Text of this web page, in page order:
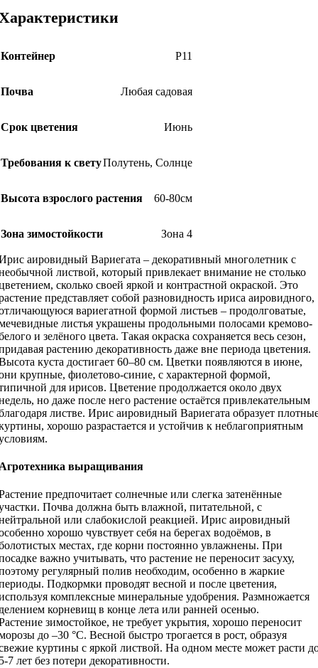
Контейнер Р11
Почва Любая садовая
Срок цветения Июнь
Требования к светуПолутень, Солнце
Высота взрослого растения 60-80см
Зона зимостойкости Зона 4
аировидный Вариегата – декоративный многолетник с
листвой, который привлекает внимание не столько
сколько своей яркой и контрастной окраской. Это
представляет собой разновидность ириса аировидного,
вариегатной формой листьев – продолговатые,
листья украшены продольными полосами кремово-
и зелёного цвета. Такая окраска сохраняется весь сезон,
растению декоративность даже вне периода цветения.
куста достигает 60–80 см. Цветки появляются в июне,
крупные, фиолетово-синие, с характерной формой,
для ирисов. Цветение продолжается около двух
но даже после него растение остаётся привлекательным
листве. Ирис аировидный Вариегата образует
хорошо разрастается и устойчив к неблагоприятным
выращивания
предпочитает солнечные или слегка затенённые
Почва должна быть влажной, питательной, с
или слабокислой реакцией. Ирис аировидный
хорошо чувствует себя на берегах водоёмов, в
местах, где корни постоянно увлажнены. При
важно учитывать, что растение не переносит засуху,
регулярный полив необходим, особенно в жаркие
Подкормки проводят весной и после цветения,
комплексные минеральные удобрения. Размножается
корневищ в конце лета или ранней осенью.
зимостойкое, не требует укрытия, хорошо переносит
до –30 °C. Весной быстро трогается в рост, образуя
куртины с яркой листвой. На одном месте может расти
7 лет без потери декоративности.